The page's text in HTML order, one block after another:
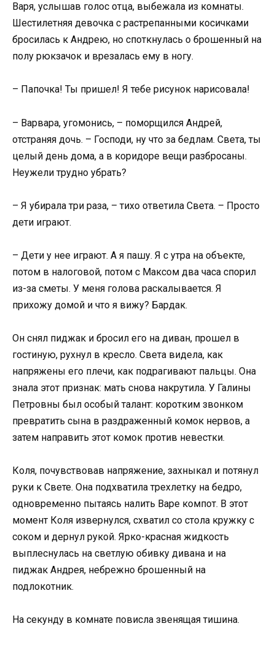
Варя, услышав голос отца, выбежала из комнаты.
Шестилетняя девочка с растрепанными косичками
бросилась к Андрею, но споткнулась о брошенный на
полу рюкзачок и врезалась ему в ногу.
– Папочка! Ты пришел! Я тебе рисунок нарисовала!
– Варвара, угомонись, – поморщился Андрей,
отстраняя дочь. – Господи, ну что за бедлам. Света, ты
целый день дома, а в коридоре вещи разбросаны.
Неужели трудно убрать?
– Я убирала три раза, – тихо ответила Света. – Просто
дети играют.
– Дети у нее играют. А я пашу. Я с утра на объекте,
потом в налоговой, потом с Максом два часа спорил
из-за сметы. У меня голова раскалывается. Я
прихожу домой и что я вижу? Бардак.
Он снял пиджак и бросил его на диван, прошел в
гостиную, рухнул в кресло. Света видела, как
напряжены его плечи, как подрагивают пальцы. Она
знала этот признак: мать снова накрутила. У Галины
Петровны был особый талант: коротким звонком
превратить сына в раздраженный комок нервов, а
затем направить этот комок против невестки.
Коля, почувствовав напряжение, захныкал и потянул
руки к Свете. Она подхватила трехлетку на бедро,
одновременно пытаясь налить Варе компот. В этот
момент Коля извернулся, схватил со стола кружку с
соком и дернул рукой. Ярко-красная жидкость
выплеснулась на светлую обивку дивана и на
пиджак Андрея, небрежно брошенный на
подлокотник.
На секунду в комнате повисла звенящая тишина.